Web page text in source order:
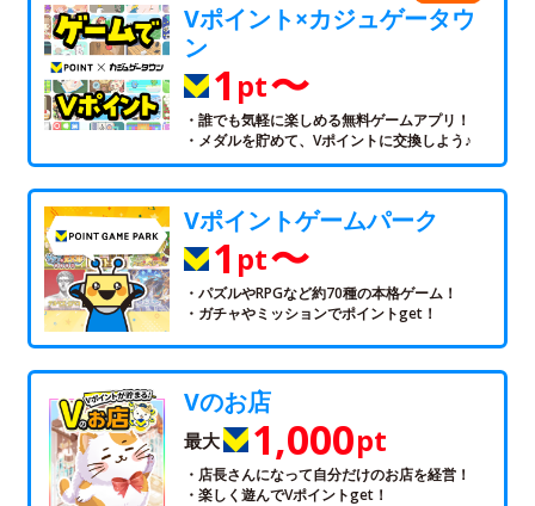
Vポイント×カジュゲータウ
ン
1 pt〜
・誰でも気軽に楽しめる無料ゲームアプリ！
・メダルを貯めて、Vポイントに交換しよう♪
Vポイントゲームパーク
1 pt〜
・パズルやRPGなど約70種の本格ゲーム！
・ガチャやミッションでポイントget！
Vのお店
最大 1,000pt
・店長さんになって自分だけのお店を経営！
・楽しく遊んでVポイントget！